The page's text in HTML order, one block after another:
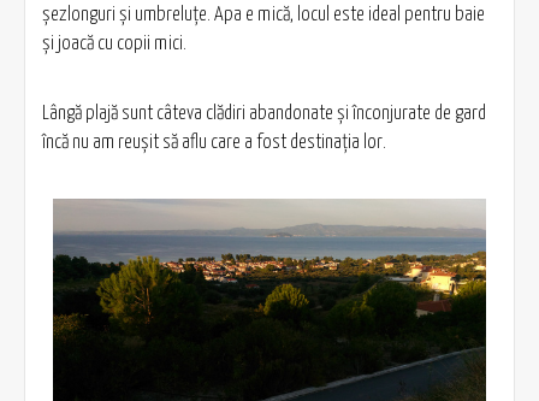
şezlonguri şi umbreluţe. Apa e mică, locul este ideal pentru baie
şi joacă cu copii mici.
Lângă plajă sunt câteva clădiri abandonate şi înconjurate de gard
încă nu am reuşit să aflu care a fost destinaţia lor.